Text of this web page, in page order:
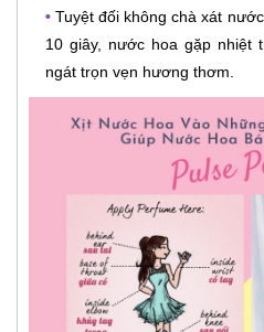
• Tuyệt đối không chà xát
10 giây, nước hoa gặp nhiệt
ngát trọn vẹn hương thơm.